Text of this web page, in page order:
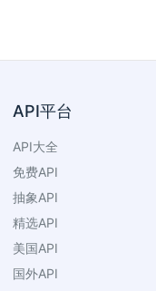
API平台
API大全
免费API
抽象API
精选API
美国API
国外API